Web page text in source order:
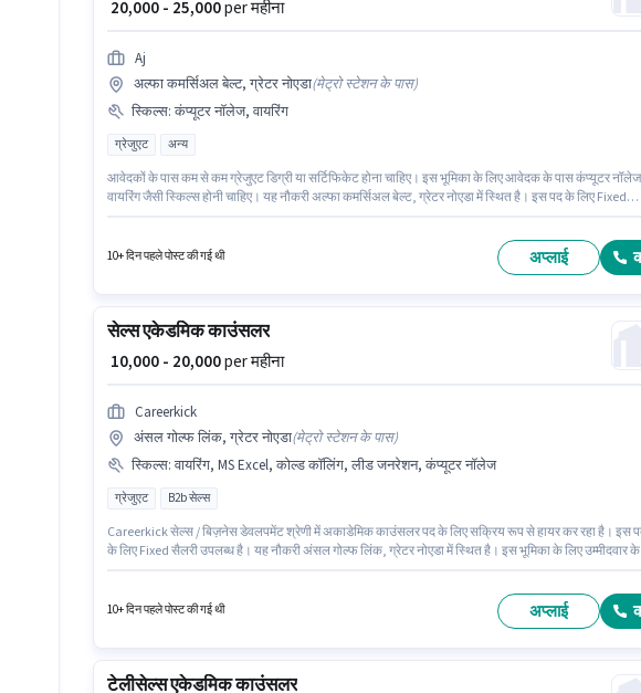
₹ 20,000 - 25,000per महीना
Aj
अल्फा कमर्सिअल बेल्ट, ग्रेटर नोएडा(मेट्रो स्टेशन के पास)
स्किल्स: कंप्यूटर नॉलेज, वायरिंग
ग्रेजुएट अन्य
आवेदकों के पास कम से कम ग्रेजुएट डिग्री या सर्टिफिकेट होना चाहिए। इस भूमिका के लिए आवेदक के पास कंप्यूटर
वायरिंग जैसी स्किल्स होनी चाहिए। यह नौकरी अल्फा कमर्सिअल बेल्ट, ग्रेटर नोएडा में स्थित है। इस पद के लिए Fixed
10+ दिन पहले पोस्ट की गई थी अप्लाई
सेल्स एकेडमिक काउंसलर
₹ 10,000 - 20,000per महीना
Careerkick
अंसल गोल्फ लिंक, ग्रेटर नोएडा(मेट्रो स्टेशन के पास)
स्किल्स: वायरिंग, MS Excel, कोल्ड कॉलिंग, लीड जनरेशन, कंप्यूटर नॉलेज
ग्रेजुएट B2b सेल्स
Careerkick सेल्स / बिज़नेस डेवलपमेंट श्रेणी में अकाडेमिक काउंसलर पद के लिए सक्रिय रूप से हायर कर रहा है। इस
के लिए Fixed सैलरी उपलब्ध है। यह नौकरी अंसल गोल्फ लिंक, ग्रेटर नोएडा में स्थित है। इस भूमिका के लिए उम्मीदवार के
₹20000 तक कमा सकते हैं।
10+ दिन पहले पोस्ट की गई थी अप्लाई
टेलीसेल्स एकेडमिक काउंसलर